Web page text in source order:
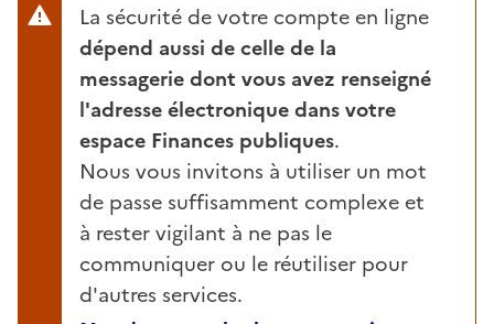
La sécurité de votre compte en ligne
dépend aussi de celle de la
messagerie dont vous avez renseigné
l'adresse électronique dans votre
espace Finances publiques.
Nous vous invitons à utiliser un mot
de passe suffisamment complexe et
à rester vigilant à ne pas le
communiquer ou le réutiliser pour
d'autres services.